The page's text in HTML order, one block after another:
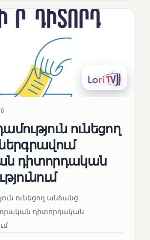
ունեցող
դիտորդական
ունեցող անձանց
դիտորդական